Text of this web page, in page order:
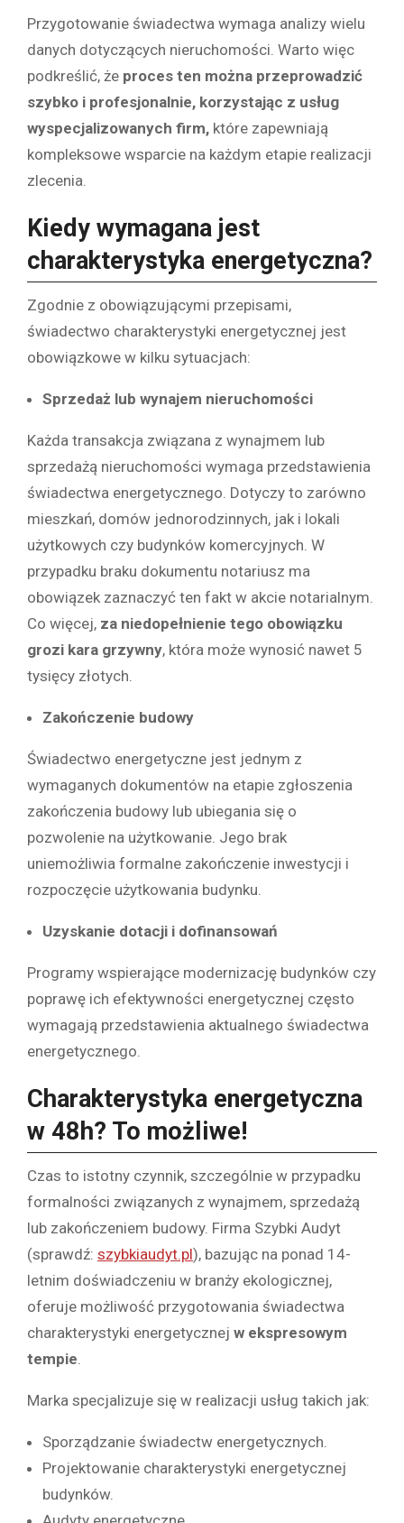
Przygotowanie świadectwa wymaga analizy wielu
danych dotyczących nieruchomości. Warto więc
podkreślić, że proces ten można przeprowadzić
szybko i profesjonalnie, korzystając z usług
wyspecjalizowanych firm, które zapewniają
kompleksowe wsparcie na każdym etapie realizacji
zlecenia.
Kiedy wymagana jest
charakterystyka energetyczna?
Zgodnie z obowiązującymi przepisami,
świadectwo charakterystyki energetycznej jest
obowiązkowe w kilku sytuacjach:
Sprzedaż lub wynajem nieruchomości
Każda transakcja związana z wynajmem lub
sprzedażą nieruchomości wymaga przedstawienia
świadectwa energetycznego. Dotyczy to zarówno
mieszkań, domów jednorodzinnych, jak i lokali
użytkowych czy budynków komercyjnych. W
przypadku braku dokumentu notariusz ma
obowiązek zaznaczyć ten fakt w akcie notarialnym.
Co więcej, za niedopełnienie tego obowiązku
grozi kara grzywny, która może wynosić nawet 5
tysięcy złotych.
Zakończenie budowy
Świadectwo energetyczne jest jednym z
wymaganych dokumentów na etapie zgłoszenia
zakończenia budowy lub ubiegania się o
pozwolenie na użytkowanie. Jego brak
uniemożliwia formalne zakończenie inwestycji i
rozpoczęcie użytkowania budynku.
Uzyskanie dotacji i dofinansowań
Programy wspierające modernizację budynków czy
poprawę ich efektywności energetycznej często
wymagają przedstawienia aktualnego świadectwa
energetycznego.
Charakterystyka energetyczna
w 48h? To możliwe!
Czas to istotny czynnik, szczególnie w przypadku
formalności związanych z wynajmem, sprzedażą
lub zakończeniem budowy. Firma Szybki Audyt
(sprawdź: szybkiaudyt.pl), bazując na ponad 14-
letnim doświadczeniu w branży ekologicznej,
oferuje możliwość przygotowania świadectwa
charakterystyki energetycznej w ekspresowym
tempie.
Marka specjalizuje się w realizacji usług takich jak:
Sporządzanie świadectw energetycznych.
Projektowanie charakterystyki energetycznej
budynków.